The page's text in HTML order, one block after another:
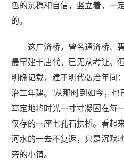
色的沉稳和自信，竖立着，一
的。
这广济桥，曾名通济桥、
最早建于唐代，已无从考证。
明确记载，建于明代弘治年间
治二年建。”从那时到如今，
笃定地将时光一寸寸凝固在每
仅存的一座七孔石拱桥。看起
河水的一去不复返，只是沉默
旁的小镇。